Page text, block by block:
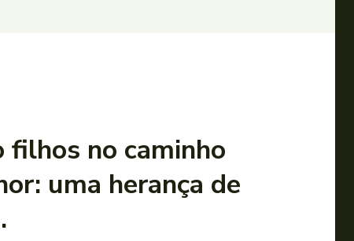
filhos no caminho
uma herança de